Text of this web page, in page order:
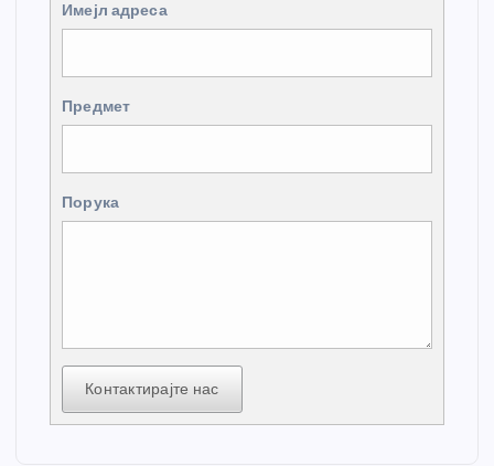
Имејл адреса
Предмет
Порука
Контактирајте нас